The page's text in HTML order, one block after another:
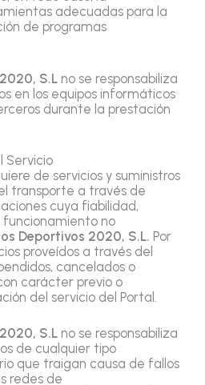
adecuadas para la
de programas
S.L no se responsabiliza
en los equipos informáticos
durante la prestación
Servicio
de servicios y suministros
transporte a través de
cuya fiabilidad,
no
Deportivos 2020, S.L. Por
proveídos a través del
cancelados o
carácter previo o
del servicio del Portal.
S.L no se responsabiliza
de cualquier tipo
que traigan causa de fallos
redes de